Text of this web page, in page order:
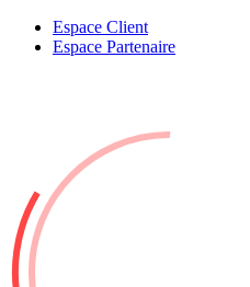
Espace Client
Espace Partenaire